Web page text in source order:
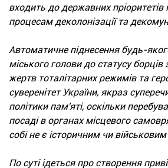
входить до державних пріоритетів
процесам деколонізації та
Автоматичне піднесення будь-
міського голови до статусу борців
жертв тоталітарних режимів та
суверенітет України, якраз
політики пам'яті, оскільки
посаді в органах місцевого
собі не є історичним чи
По суті ідеться про створення